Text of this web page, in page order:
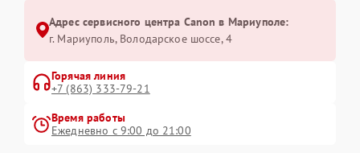
Адрес сервисного центра Canon в Мариуполе:
г. Мариуполь, Володарское шоссе, 4
Горячая линия
+7 (863) 333-79-21
Время работы
Ежедневно с 9:00 до 21:00